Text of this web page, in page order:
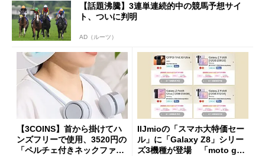
【話題沸騰】3連単連続的中の競馬予想サイ
ト、ついに判明
AD（ルーツ）
【3COINS】首から掛けてハ
ンズフリーで使用、3520円の
「ペルチェ付きネックファ
IIJmioの「スマホ大特価セー
ル」に「Galaxy Z8」シリー
ズ3機種が登場 「moto g37